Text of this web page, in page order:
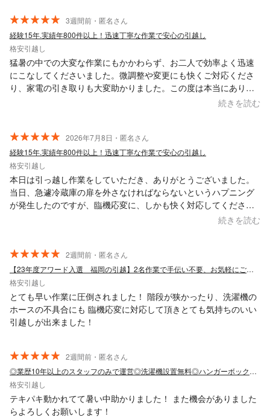
3週間前・匿名さん
経験15年.実績年800件以上！迅速丁寧な作業で安心の引越し
格安引越し
猛暑の中での大変な作業にもかかわらず、お二人で効率よく迅速
にこなしてくださいました。微調整や変更にも快くご対応くださ
り、家電の引き取りも大変助かりました。この度は本当にありが
とうございました！また機会がありましたら宜しくお願い致しま
続きを読む
2026年7月8日・匿名さん
経験15年.実績年800件以上！迅速丁寧な作業で安心の引越し
格安引越し
本日は引っ越し作業をしていただき、ありがとうございました。
当日、急遽冷蔵庫の扉を外さなければならないというハプニング
が発生したのですが、臨機応変に、しかも快く対応してくださり
本当に助かりました。 終始丁寧で手際の良い作業に感謝しかあり
続きを読む
2週間前・匿名さん
【23年度アワード入選 福岡の引越】2名作業で手伝い不要、お気軽にご相談ください
格安引越し
とても早い作業に圧倒されました！ 階段が狭かったり、洗濯機の
ホースの不具合にも 臨機応変に対応して頂きとても気持ちのいい
引越しが出来ました！
2週間前・匿名さん
◎業歴10年以上のスタッフのみで運営◎洗濯機設置無料◎ハンガーボックス無料貸出
格安引越し
テキパキ動かれてて暑い中助かりました！ また機会がありました
らよろしくお願いします！